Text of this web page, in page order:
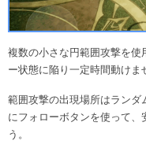
複数の小さな円範囲攻撃を使
ー状態に陥り一定時間動けま
範囲攻撃の出現場所はランダ
にフォローボタンを使って、
う。